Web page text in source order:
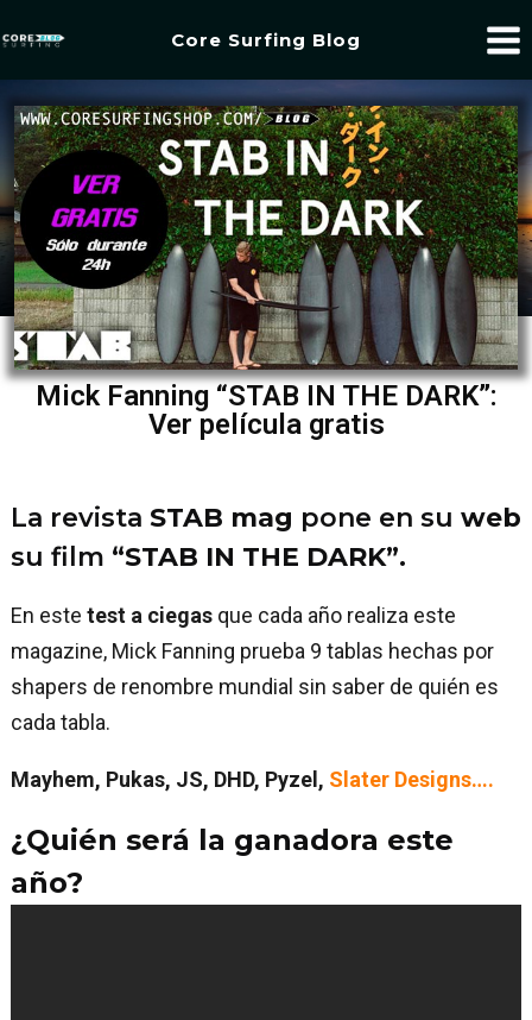
Core Surfing Blog
Mick Fanning “STAB IN THE DARK”:
Ver película gratis
La revista STAB mag pone en su web
su film “STAB IN THE DARK”.
En este test a ciegas que cada año realiza este
magazine, Mick Fanning prueba 9 tablas hechas por
shapers de renombre mundial sin saber de quién es
cada tabla.
Mayhem, Pukas, JS, DHD, Pyzel, Slater Designs….
¿Quién será la ganadora este
año?